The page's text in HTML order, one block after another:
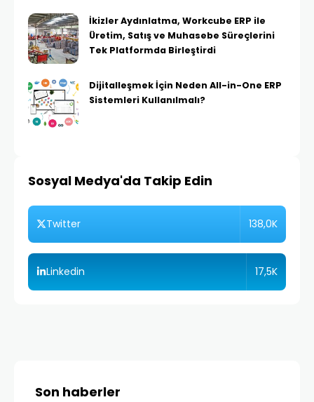
İkizler Aydınlatma, Workcube ERP ile
Üretim, Satış ve Muhasebe Süreçlerini
Tek Platformda Birleştirdi
Dijitalleşmek İçin Neden All-in-One ERP
Sistemleri Kullanılmalı?
Sosyal Medya'da Takip Edin
Twitter 138,0K
Linkedin 17,5K
Son haberler